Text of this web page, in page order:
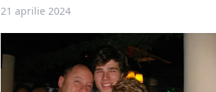
21 aprilie 2024